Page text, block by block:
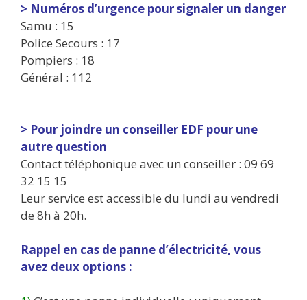
> Numéros d’urgence pour signaler un danger
Samu : 15
Police Secours : 17
Pompiers : 18
Général : 112
> Pour joindre un conseiller EDF pour une
autre question
Contact téléphonique avec un conseiller : 09 69
32 15 15
Leur service est accessible du lundi au vendredi
de 8h à 20h.
Rappel en cas de panne d’électricité, vous
avez deux options :